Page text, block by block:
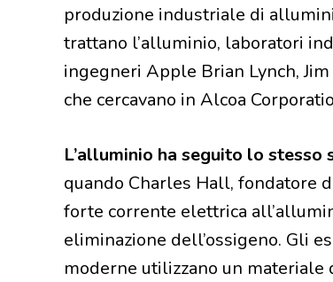
produzione industriale di
trattano l’alluminio, laboratori
ingegneri Apple Brian Lynch,
che cercavano in Alcoa
L’alluminio ha seguito lo
quando Charles Hall, fondatore
forte corrente elettrica
eliminazione dell’ossigeno. Gli
moderne utilizzano un materiale